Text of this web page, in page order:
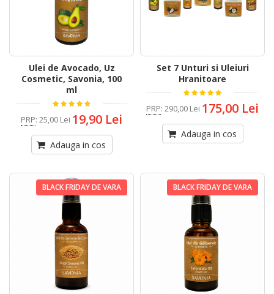
Ulei de Avocado, Uz
Cosmetic, Savonia, 100
ml
PRP: 25,00 Lei 19,90 Lei
Adauga in cos
Set 7 Unturi si Uleiuri
Hranitoare
PRP: 290,00 Lei 175,00 Lei
Adauga in cos
BLACK FRIDAY DE VARA BLACK FRIDAY DE VARA